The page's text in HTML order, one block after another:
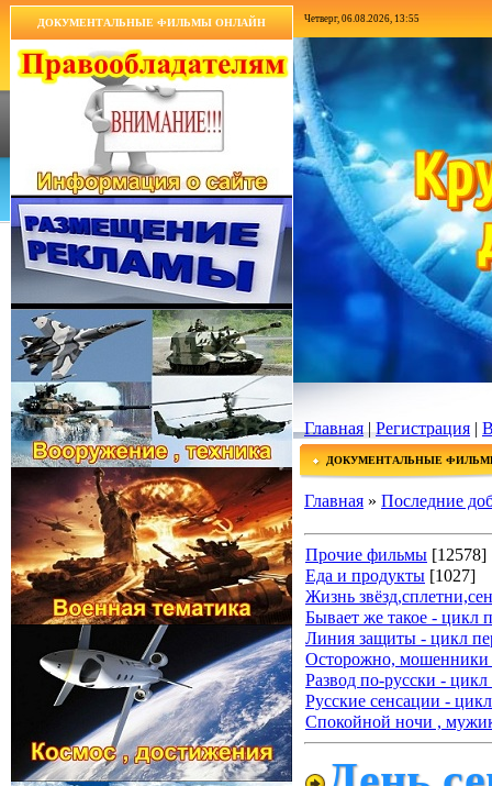
ДОКУМЕНТАЛЬНЫЕ ФИЛЬМЫ ОНЛАЙН Четверг, 06.08.2026, 13:55
Главная|Регистрация |
ДОКУМЕНТАЛЬНЫЕ
Главная » Последние
Прочие фильмы [12578]
Еда и продукты [1027]
Жизнь
Бывает же такое - цикл
Линия защиты - цикл
Осторожно, мошенники
Развод по-русски - цикл
Русские сенсации -
Спокойной ночи ,